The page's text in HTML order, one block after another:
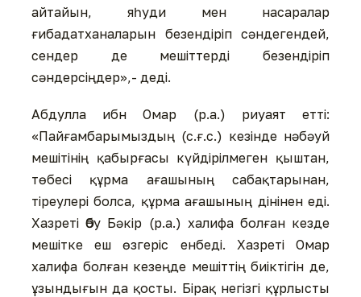
айтайын, яһуди мен насаралар
ғибадатханаларын безендіріп сәндегендей,
сендер де мешіттерді безендіріп
сәндерсіңдер»,- деді.
Абдулла ибн Омар (р.а.) риуаят етті:
«Пайғамбарымыздың (с.ғ.с.) кезінде нәбәуй
мешітінің қабырғасы күйдірілмеген қыштан,
төбесі құрма ағашының сабақтарынан,
тіреулері болса, құрма ағашының дінінен еді.
Хазреті Әбу Бәкір (р.а.) халифа болған кезде
мешітке еш өзгеріс енбеді. Хазреті Омар
халифа болған кезеңде мешіттің биіктігін де,
ұзындығын да қосты. Бірақ негізгі құрлысты